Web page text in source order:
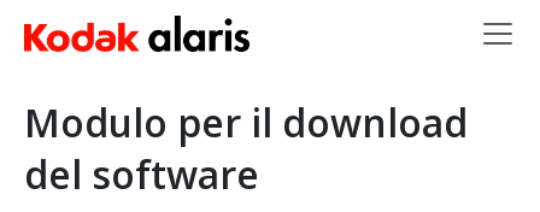
Salta al contenuto principale
Modulo per il download
del software